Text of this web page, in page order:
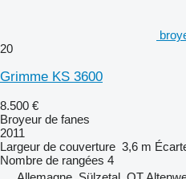
20
Grimme KS 3600
8.500 €
Broyeur de fanes
2011
Largeur de couverture 3,6 m
Nombre de rangées 4